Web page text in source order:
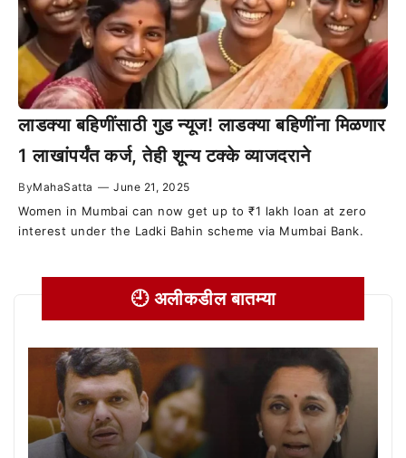
लाडक्या बहिणींसाठी गुड न्यूज! लाडक्या बहिणींना मिळणार
1 लाखांपर्यंत कर्ज, तेही शून्य टक्के व्याजदराने
ByMahaSatta — June 21, 2025
Women in Mumbai can now get up to ₹1 lakh loan at zero
interest under the Ladki Bahin scheme via Mumbai Bank.
🕘 अलीकडील बातम्या